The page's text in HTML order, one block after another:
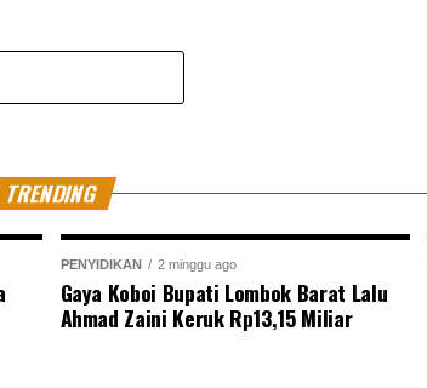
TRENDING
PENYIDIKAN 2 minggu ago
Gaya Koboi Bupati Lombok Barat Lalu
Ahmad Zaini Keruk Rp13,15 Miliar